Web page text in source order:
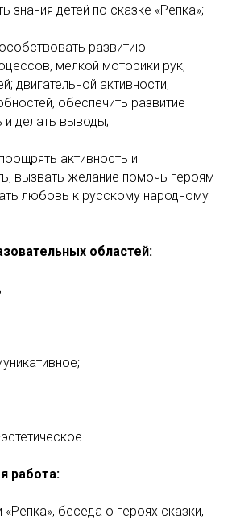
знания детей по сказке «Репка»;
развитию
мелкой моторики рук,
двигательной активности,
обеспечить развитие
делать выводы;
поощрять активность и
вызвать желание помочь героям
любовь к русскому народному
областей:
работа:
«Репка», беседа о героях сказки,